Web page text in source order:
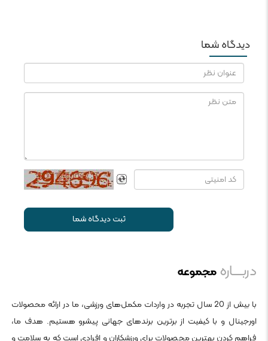
دیدگاه شما
ثبت دیدگاه شما
دربــــارهمجموعه
با بیش از 20 سال تجربه در واردات مکمل‌های ورزشی، ما در ارائه محصولات
اورجینال و با کیفیت از برترین برندهای جهانی پیشرو هستیم. هدف ما،
فراهم کردن بهترین محصولات برای ورزشکاران و افرادی است که به سلامت و